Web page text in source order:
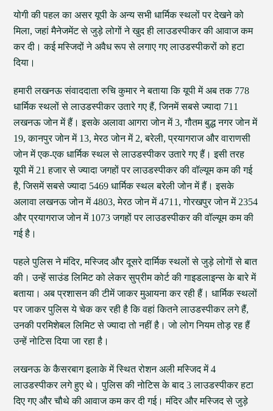
योगी की पहल का असर यूपी के अन्य सभी धार्मिक स्थलों पर देखने को
मिला, जहां मैनेजमेंट से जुड़े लोगों ने खुद ही लाउडस्पीकर की आवाज कम
कर दी। कई मस्जिदों ने अवैध रूप से लगाए गए लाउडस्पीकरों को हटा
दिया।
हमारी लखनऊ संवाददाता रुचि कुमार ने बताया कि यूपी में अब तक 778
धार्मिक स्थलों से लाउडस्पीकर उतारे गए हैं, जिनमें सबसे ज्यादा 711
लखनऊ जोन में हैं। इसके अलावा आगरा जोन में 3, गौतम बुद्ध नगर जोन में
19, कानपुर जोन में 13, मेरठ जोन में 2, बरेली, प्रयागराज और वाराणसी
जोन में एक-एक धार्मिक स्थल से लाउडस्पीकर उतारे गए हैं। इसी तरह
यूपी में 21 हजार से ज्यादा जगहों पर लाउडस्पीकर की वॉल्यूम कम की गई
है, जिसमें सबसे ज्यादा 5469 धार्मिक स्थल बरेली जोन में हैं। इसके
अलावा लखनऊ जोन में 4803, मेरठ जोन में 4711, गोरखपुर जोन में 2354
और प्रयागराज जोन में 1073 जगहों पर लाउडस्पीकर की वॉल्यूम कम की
गई है।
पहले पुलिस ने मंदिर, मस्जिद और दूसरे दार्मिक स्थलों से जुड़े लोगों से बात
की। उन्हें साउंड लिमिट को लेकर सुप्रीम कोर्ट की गाइडलाइन्स के बारे में
बताया। अब प्रशासन की टीमें जाकर मुआयना कर रही हैं। धार्मिक स्थलों
पर जाकर पुलिस ये चेक कर रही है कि वहां कितने लाउडस्पीकर लगे हैं,
उनकी परमिशेबल लिमिट से ज्यादा तो नहीं है। जो लोग नियम तोड़ रह हैं
उन्हें नोटिस दिया जा रहा है।
लखनऊ के कैसरबाग इलाके में स्थित रोशन अली मस्जिद में 4
लाउडस्पीकर लगे हुए थे। पुलिस की नोटिस के बाद 3 लाउडस्पीकर हटा
दिए गए और चौथे की आवाज कम कर दी गई। मंदिर और मस्जिद से जुड़े